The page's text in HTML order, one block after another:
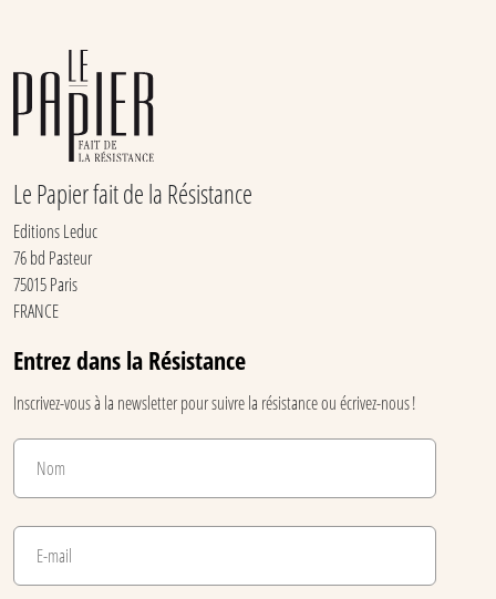
Le Papier fait de la Résistance
Editions Leduc
76 bd Pasteur
75015 Paris
FRANCE
Entrez dans la Résistance
Inscrivez-vous à la newsletter pour suivre la résistance ou écrivez-nous !